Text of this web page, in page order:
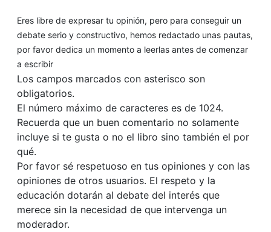
Eres libre de expresar tu opinión, pero para conseguir un
debate serio y constructivo, hemos redactado unas pautas,
por favor dedica un momento a leerlas antes de comenzar
a escribir
Los campos marcados con asterisco son
obligatorios.
El número máximo de caracteres es de 1024.
Recuerda que un buen comentario no solamente
incluye si te gusta o no el libro sino también el por
qué.
Por favor sé respetuoso en tus opiniones y con las
opiniones de otros usuarios. El respeto y la
educación dotarán al debate del interés que
merece sin la necesidad de que intervenga un
moderador.